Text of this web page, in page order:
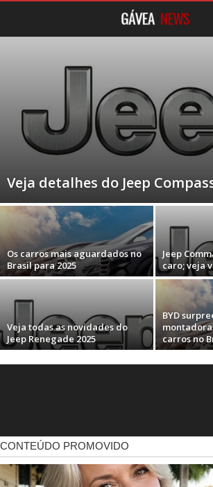
Veja detalhes do Jeep
Os carros mais aguardados no
Brasil para 2025
Jeep
caro; veja
Veja todas as novidades do
Jeep Renegade 2025
BYD
carros no